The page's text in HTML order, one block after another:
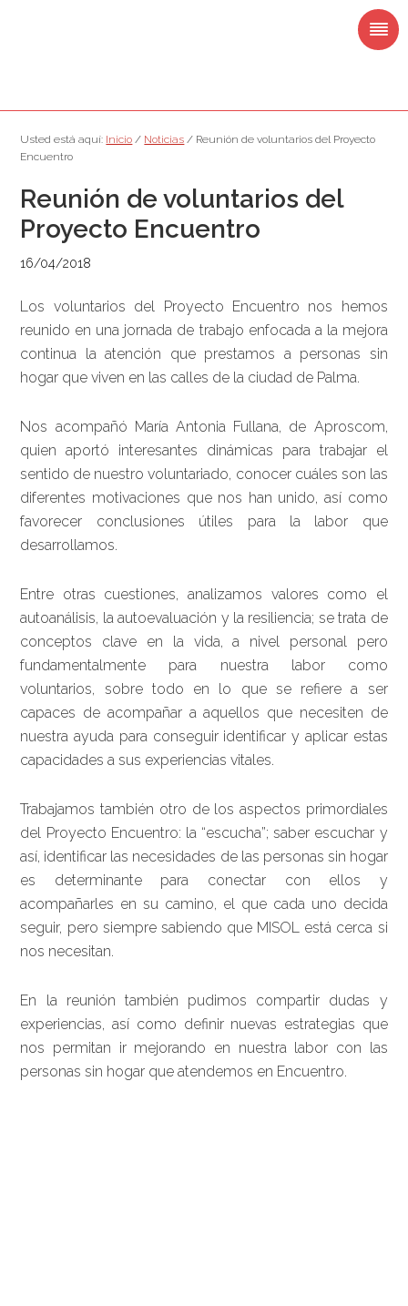
principal
lateral
página
Usted está aquí: Inicio / Noticias / Reunión de voluntarios del Proyecto
Encuentro
Reunión de voluntarios del
Proyecto Encuentro
16/04/2018
Los voluntarios del Proyecto Encuentro nos hemos
reunido en una jornada de trabajo enfocada a la mejora
continua la atención que prestamos a personas sin
hogar que viven en las calles de la ciudad de Palma.
Nos acompañó María Antonia Fullana, de Aproscom,
quien aportó interesantes dinámicas para trabajar el
sentido de nuestro voluntariado, conocer cuáles son las
diferentes motivaciones que nos han unido, así como
favorecer conclusiones útiles para la labor que
desarrollamos.
Entre otras cuestiones, analizamos valores como el
autoanálisis, la autoevaluación y la resiliencia; se trata de
conceptos clave en la vida, a nivel personal pero
fundamentalmente para nuestra labor como
voluntarios, sobre todo en lo que se refiere a ser
capaces de acompañar a aquellos que necesiten de
nuestra ayuda para conseguir identificar y aplicar estas
capacidades a sus experiencias vitales.
Trabajamos también otro de los aspectos primordiales
del Proyecto Encuentro: la “escucha”; saber escuchar y
así, identificar las necesidades de las personas sin hogar
es determinante para conectar con ellos y
acompañarles en su camino, el que cada uno decida
seguir, pero siempre sabiendo que MISOL está cerca si
nos necesitan.
En la reunión también pudimos compartir dudas y
experiencias, así como definir nuevas estrategias que
nos permitan ir mejorando en nuestra labor con las
personas sin hogar que atendemos en Encuentro.